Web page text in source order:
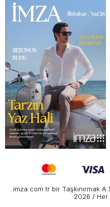
imza.com.tr bir Taşkınırmak
2026 / Her